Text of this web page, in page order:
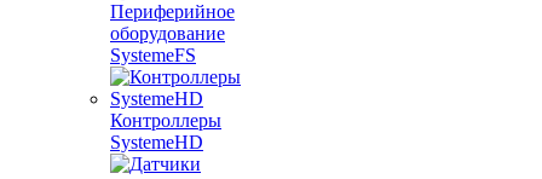
Периферийное
оборудование
SystemeFS
Контроллеры
SystemeHD